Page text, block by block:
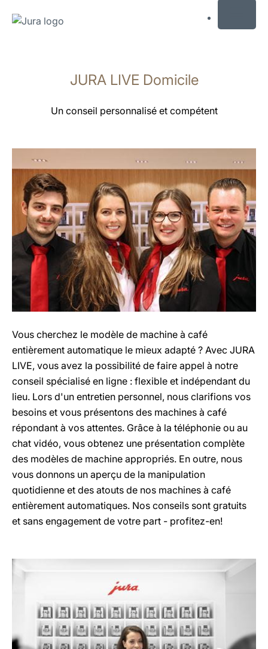
JURA LIVE Domicile
Un conseil personnalisé et compétent
Vous cherchez le modèle de machine à café
entièrement automatique le mieux adapté ? Avec JURA
LIVE, vous avez la possibilité de faire appel à notre
conseil spécialisé en ligne : flexible et indépendant du
lieu. Lors d'un entretien personnel, nous clarifions vos
besoins et vous présentons des machines à café
répondant à vos attentes. Grâce à la téléphonie ou au
chat vidéo, vous obtenez une présentation complète
des modèles de machine appropriés. En outre, nous
vous donnons un aperçu de la manipulation
quotidienne et des atouts de nos machines à café
entièrement automatiques. Nos conseils sont gratuits
et sans engagement de votre part - profitez-en!